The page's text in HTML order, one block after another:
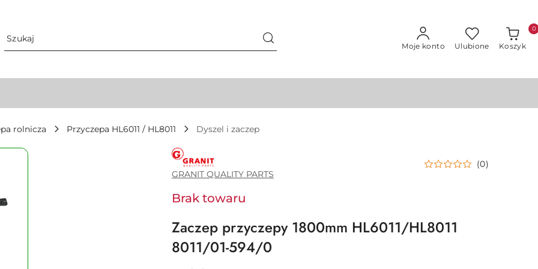
Moje konto Ulubione Koszyk
0
rolnicza Przyczepa HL6011 / HL8011 Dyszel i zaczep
GRANIT
QUALITY
PARTS
GRANIT QUALITY PARTS
(0)
Brak towaru
Zaczep przyczepy 1800mm HL6011/HL8011
8011/01-594/0